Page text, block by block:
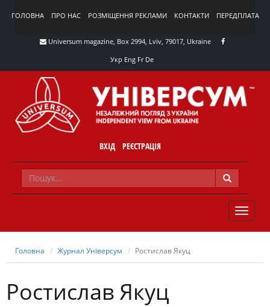
ГОЛОВНА ПРО НАС РОЗМІЩЕННЯ РЕКЛАМИ КОНТАКТИ ПЕРЕДПЛАТА
Universum magazine, Box 2994, Lviv, 79017, Ukraine
Укр Eng Fr De
ВХІД РЕЄСТРАЦІЯ
TOGGLE
Головна Журнал Універсум Ростислав Якуц
Ростислав Якуц